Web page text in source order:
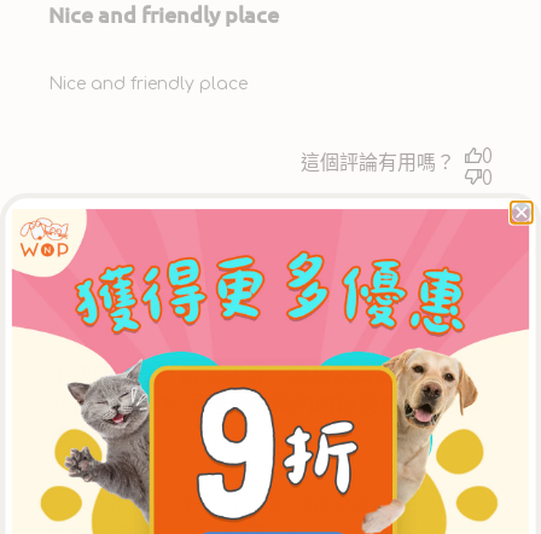
Nice and friendly place
Nice and friendly place
這個評論有用嗎？
0
0
FL Fan L. 🇭🇰
驗證買家
下次要留意吓清潔狀況，因為我去到嘅時候浴
缸已經好多毛 同埋分咗預約時段應該係最整潔
嘅
下次要留意吓清潔狀況，因為我去到嘅時候浴缸已經好多毛
16/04/25